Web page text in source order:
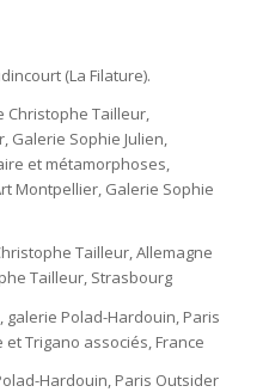
(La Filature).
Christophe Tailleur,
Galerie Sophie Julien,
et métamorphoses,
Montpellier, Galerie Sophie
Tailleur, Allemagne
Tailleur, Strasbourg
galerie Polad-Hardouin, Paris
Trigano associés, France
Hardouin, Paris Outsider